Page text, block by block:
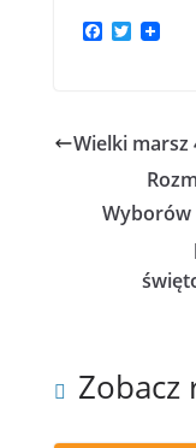
F
a
o
T
w
r
Wielki marsz
Wyborów
Zobacz